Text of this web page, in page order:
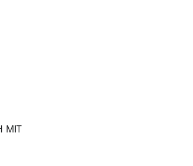
MIT